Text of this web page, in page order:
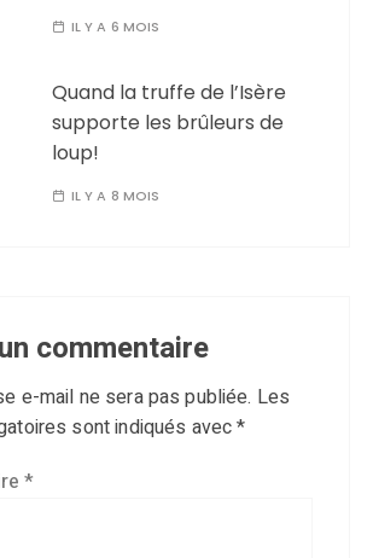
IL Y A 6 MOIS
Quand la truffe de l’Isère
supporte les brûleurs de
loup!
IL Y A 8 MOIS
commentaire
e-mail ne sera pas publiée. Les
sont indiqués avec*
*